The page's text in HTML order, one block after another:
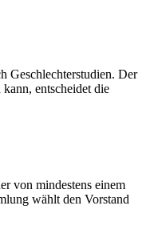
Geschlechterstudien. Der
entscheidet die
von mindestens einem
wählt den Vorstand